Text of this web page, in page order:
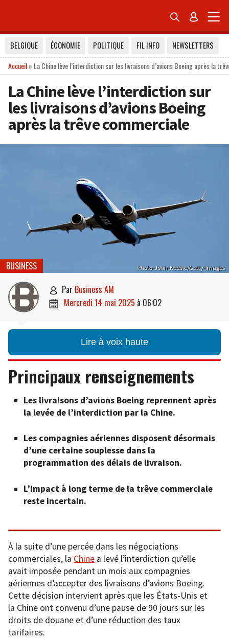
 
BELGIQUE ÉCONOMIE POLITIQUE FIL INFO
NEWSLETTERS
Accueil» La Chine lève l’interdiction sur les livraisons d’avions Boeing après la
La Chine lève l’interdiction sur
les livraisons d’avions Boeing
après la trêve commerciale
Photo-John-Keeble/Getty-Images
BUSINESS
 par Business AM
 mercredi 14 mai 2025 à 06:02
Lire à voix haute
Principaux renseignements
Les livraisons d’avions Boeing reprennent après
la levée de l’interdiction par la Chine.
Les compagnies aériennes disposent désormais
d’une certaine souplesse dans la
programmation des délais de livraison.
L’impact à long terme de la trêve commerciale
reste incertain.
À la suite d’une percée dans les négociations
commerciales, la Chine a levé l’interdiction qu’elle
avait imposée pendant un mois aux compagnies
aériennes d’accepter des livraisons d’avions Boeing.
Cette décision intervient après que les États-Unis et
la Chine ont convenu d’une pause de 90 jours sur les
droits de douane et d’une réduction des taux
tarifaires.